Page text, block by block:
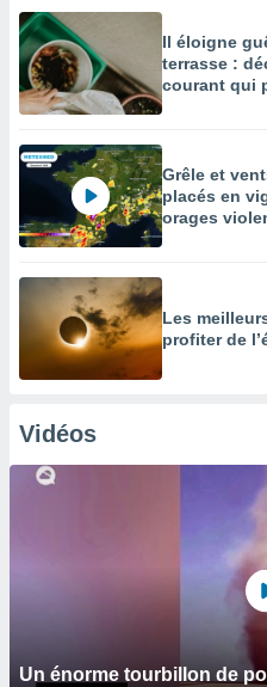
Il éloigne
terrasse :
courant qui
Grêle et
placés en
orages
Les
profiter de
Vidéos
Un énorme tourbillon de